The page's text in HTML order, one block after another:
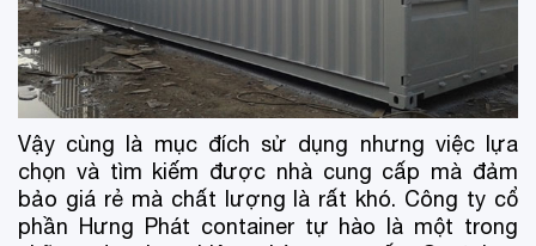
Vậy cùng là mục đích sử dụng nhưng việc lựa
chọn và tìm kiếm được nhà cung cấp mà đảm
bảo giá rẻ mà chất lượng là rất khó. Công ty cổ
phần Hưng Phát container tự hào là một trong